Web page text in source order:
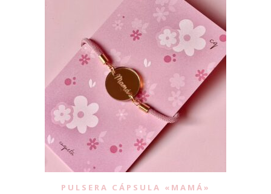
PULSERA CÁPSULA «MAMÁ»